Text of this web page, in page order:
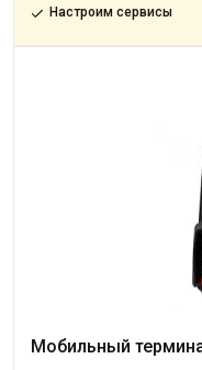
Мобильный
Настроим сервисы